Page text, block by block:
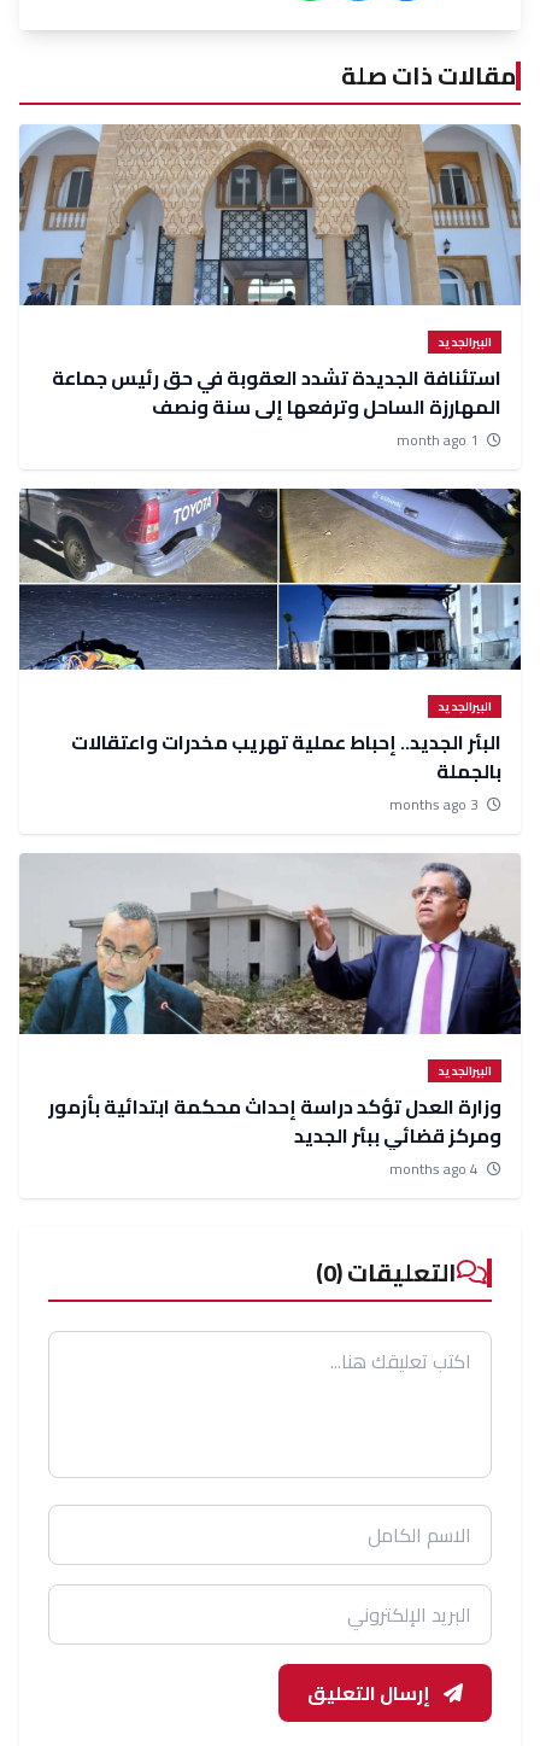
مقالات ذات صلة
البيرالجديد
استئنافة الجديدة تشدد العقوبة في حق رئيس جماعة
المهارزة الساحل وترفعها إلى سنة ونصف
البيرالجديد
البئر الجديد.. إحباط عملية تهريب مخدرات واعتقالات
بالجملة
البيرالجديد
وزارة العدل تؤكد دراسة إحداث محكمة ابتدائية بأزمور
ومركز قضائي ببئر الجديد
التعليقات (0)
إرسال التعليق